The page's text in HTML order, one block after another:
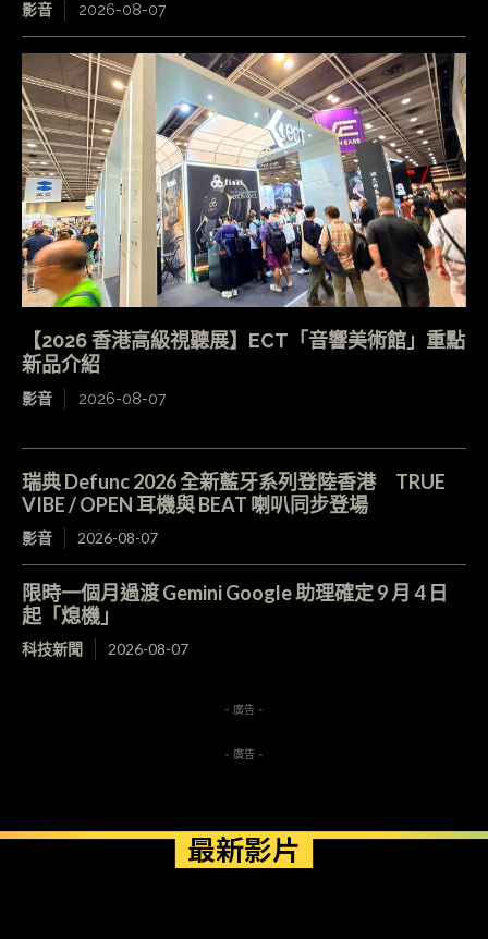
影音 2026-08-07
【2026 香港高級視聽展】ECT「音響美術館」重點
新品介紹
影音 2026-08-07
瑞典 Defunc 2026 全新藍牙系列登陸香港 TRUE
VIBE / OPEN 耳機與 BEAT 喇叭同步登場
影音 2026-08-07
限時一個月過渡 Gemini Google 助理確定 9 月 4 日
起「熄機」
科技新聞 2026-08-07
- 廣告 -
- 廣告 -
最新影片